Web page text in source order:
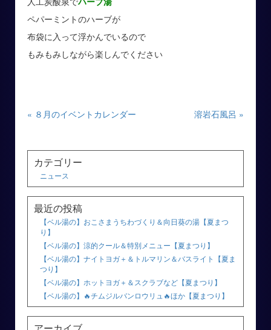
人工炭酸泉でハーブ湯
ペパーミントのハーブが
布袋に入って浮かんでいるので
もみもみしながら楽しんでください
« ８月のイベントカレンダー 溶岩石風呂 »
カテゴリー
ニュース
最近の投稿
【ベル湯の】おこさまうちわづくり＆向日葵の湯【夏まつ
り】
【ベル湯の】涼的クール＆特別メニュー【夏まつり】
【ベル湯の】ナイトヨガ＋＆トルマリン＆バスライト【夏ま
つり】
【ベル湯の】ホットヨガ＋＆スクラブなど【夏まつり】
【ベル湯の】🔥チムジルバンロウリュ🔥ほか【夏まつり】